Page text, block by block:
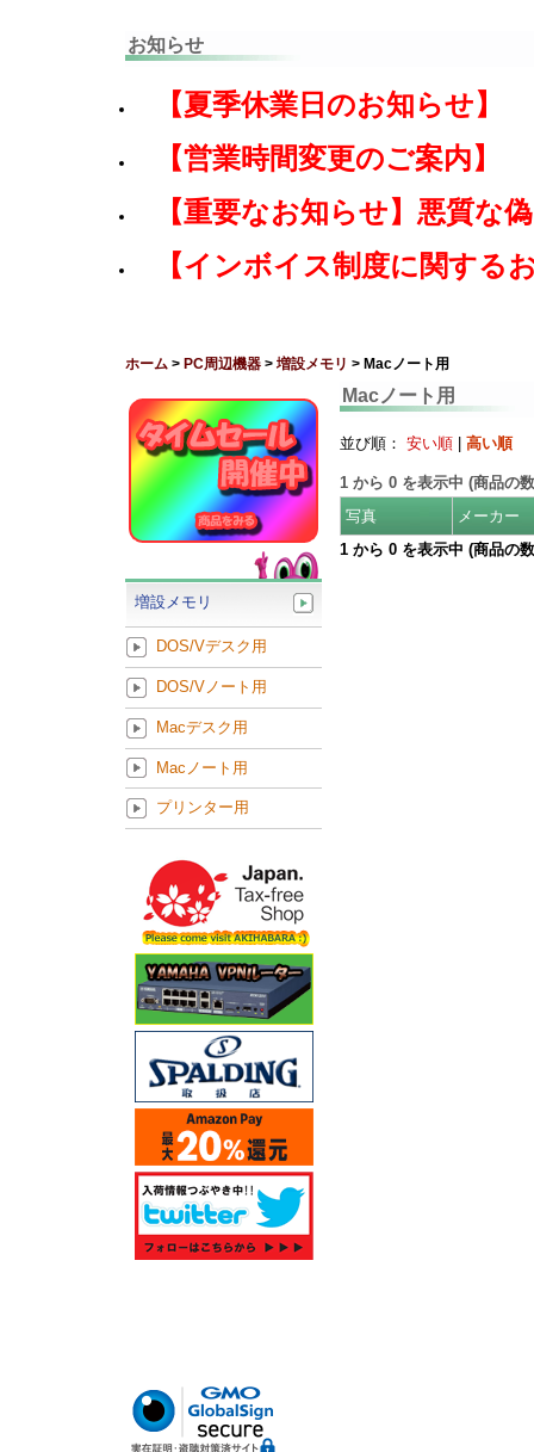
お知らせ
【夏季休業日のお知らせ】
【営業時間変更のご案内】
【重要なお知らせ】悪質な
【インボイス制度に関する
ホーム > PC周辺機器 > 増設メモリ > Macノート用
Macノート用
並び順： 安い順 高い順
1 から 0 を表示中 (商品の
写真
メーカー
1 から 0 を表示中 (商品の
増設メモリ
DOS/Vデスク用
DOS/Vノート用
Macデスク用
Macノート用
プリンター用